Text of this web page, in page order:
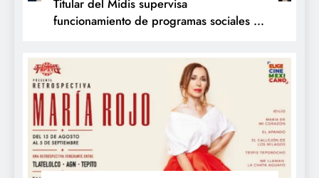
funcionamiento de programas sociales en
Fenómeno de El Niño